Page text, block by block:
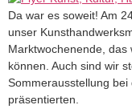
Da war es soweit! Am
unser
Marktwochenende, das
können. Auch sind wir
Sommerausstellung
präsentierten.